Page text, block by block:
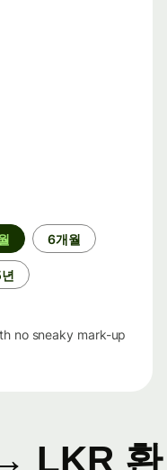
6개월
no sneaky mark-up
LKR 환